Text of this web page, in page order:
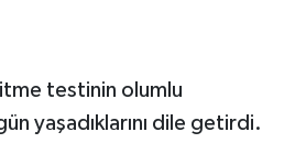
testinin olumlu
yaşadıklarını dile getirdi.